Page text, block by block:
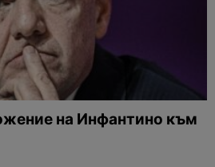
на Инфантино към